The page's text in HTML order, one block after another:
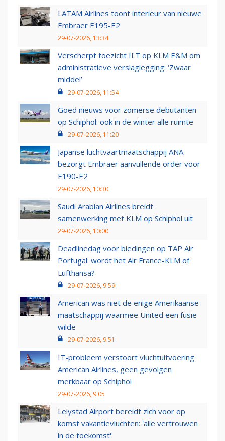
LATAM Airlines toont interieur van nieuwe
Embraer E195-E2
29-07-2026, 13:34
Verscherpt toezicht ILT op KLM E&M om
administratieve verslaglegging: ‘Zwaar
middel’
29-07-2026, 11:54
Goed nieuws voor zomerse debutanten
op Schiphol: ook in de winter alle ruimte
29-07-2026, 11:20
Japanse luchtvaartmaatschappij ANA
bezorgt Embraer aanvullende order voor
E190-E2
29-07-2026, 10:30
Saudi Arabian Airlines breidt
samenwerking met KLM op Schiphol uit
29-07-2026, 10:00
Deadlinedag voor biedingen op TAP Air
Portugal: wordt het Air France-KLM of
Lufthansa?
29-07-2026, 9:59
American was niet de enige Amerikaanse
maatschappij waarmee United een fusie
wilde
29-07-2026, 9:51
IT-probleem verstoort vluchtuitvoering
American Airlines, geen gevolgen
merkbaar op Schiphol
29-07-2026, 9:05
Lelystad Airport bereidt zich voor op
komst vakantievluchten: 'alle vertrouwen
in de toekomst'